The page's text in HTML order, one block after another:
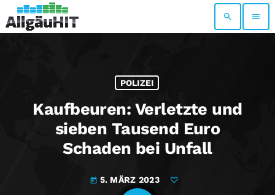
search menu
POLIZEI
Kaufbeuren: Verletzte und
sieben Tausend Euro
Schaden bei Unfall
today 5. MÄRZ 2023